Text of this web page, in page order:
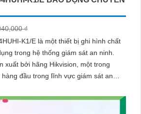
₫
K1/E là một thiết bị ghi hình chất
trong hệ thống giám sát an ninh.
xuất bởi hãng Hikvision, một trong
đầu trong lĩnh vực giám sát an